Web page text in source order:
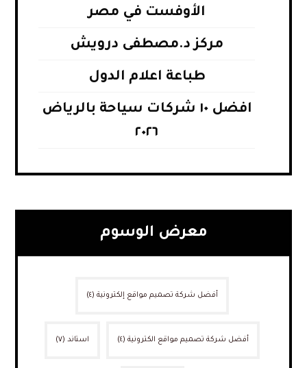
الأوفست في مصر
مركز د.مصطفى درويش
طباعة اعلام الدول
افضل ١٠ شركات سياحة بالرياض
٢٠٢٦
معرض الوسوم
أفضل شركة تصميم مواقع إلكترونية (٤)
أفضل شركة تصميم مواقع الكترونية (٤) استاند (٧)